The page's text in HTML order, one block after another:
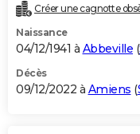
Créer une cagnotte
Naissance
04/12/1941 à Abbeville (
Décès
09/12/2022 à Amiens (